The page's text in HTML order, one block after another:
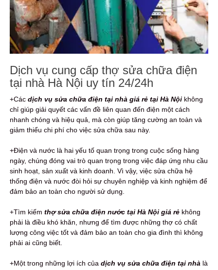
Dịch vụ cung cấp thợ sửa chữa điện
tại nhà Hà Nội uy tín 24/24h
+Các dịch vụ sửa chữa điện tại nhà giá rẻ tại Hà Nội không
chỉ giúp giải quyết các vấn đề liên quan đến điện một cách
nhanh chóng và hiệu quả, mà còn giúp tăng cường an toàn và
giảm thiểu chi phí cho việc sửa chữa sau này.
+Điện và nước là hai yếu tố quan trọng trong cuộc sống hàng
ngày, chúng đóng vai trò quan trọng trong việc đáp ứng nhu cầu
sinh hoạt, sản xuất và kinh doanh. Vì vậy, việc sửa chữa hệ
thống điện và nước đòi hỏi sự chuyên nghiệp và kinh nghiệm để
đảm bảo an toàn cho người sử dụng.
+Tìm kiếm thợ sửa chữa điện nước tại Hà Nội giá rẻ không
phải là điều khó khăn, nhưng để tìm được những thợ có chất
lượng công việc tốt và đảm bảo an toàn cho gia đình thì không
phải ai cũng biết.
+Một trong những lợi ích của dịch vụ sửa chữa điện tại nhà là